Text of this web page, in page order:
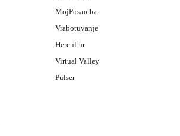
MojPosao.ba
Vrabotuvanje
Hercul.hr
Virtual Valley
Pulser